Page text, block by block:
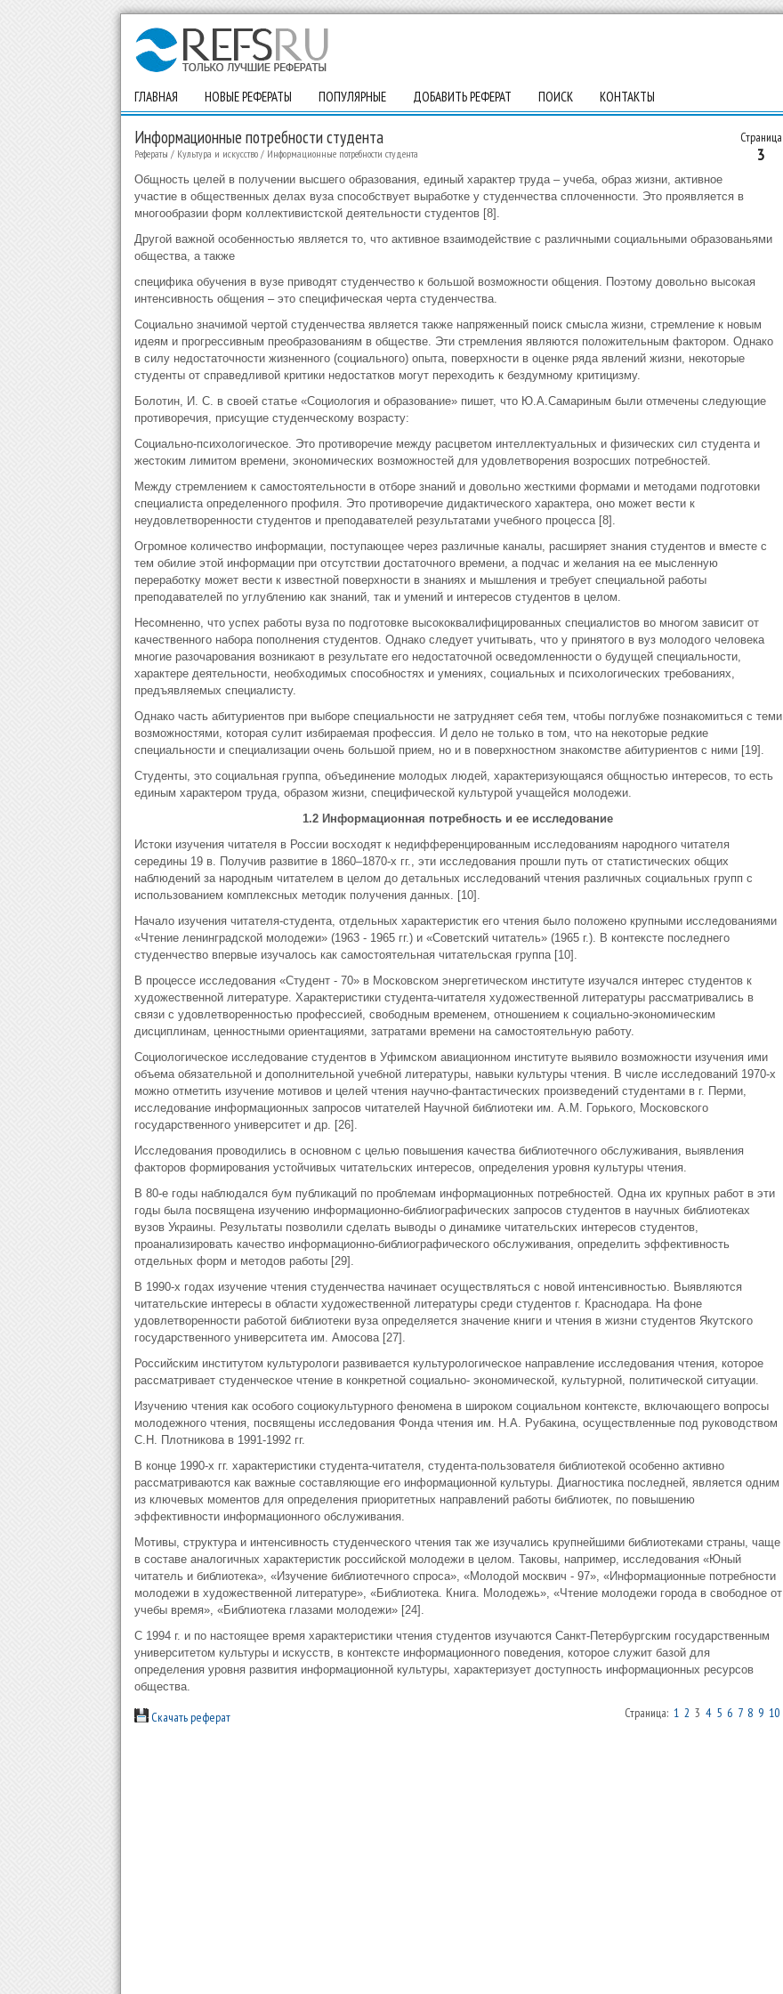
ГЛАВНАЯ НОВЫЕ РЕФЕРАТЫ ПОПУЛЯРНЫЕ ДОБАВИТЬ РЕФЕРАТ ПОИСК КОНТАКТЫ
Страница
3
Информационные потребности студента
Рефераты / Культура и искусство/ Информационные потребности студента
Общность целей в получении высшего образования, единый характер труда – учеба, образ жизни, активное
участие в общественных делах вуза способствует выработке у студенчества сплоченности. Это проявляется в
многообразии форм коллективистской деятельности студентов [8].
Другой важной особенностью является то, что активное взаимодействие с различными социальными образованьями
общества, а также
специфика обучения в вузе приводят студенчество к большой возможности общения. Поэтому довольно высокая
интенсивность общения – это специфическая черта студенчества.
Социально значимой чертой студенчества является также напряженный поиск смысла жизни, стремление к новым
идеям и прогрессивным преобразованиям в обществе. Эти стремления являются положительным фактором. Однако
в силу недостаточности жизненного (социального) опыта, поверхности в оценке ряда явлений жизни, некоторые
студенты от справедливой критики недостатков могут переходить к бездумному критицизму.
Болотин, И. С. в своей статье «Социология и образование» пишет, что Ю.А.Самариным были отмечены следующие
противоречия, присущие студенческому возрасту:
Социально-психологическое. Это противоречие между расцветом интеллектуальных и физических сил студента и
жестоким лимитом времени, экономических возможностей для удовлетворения возросших потребностей.
Между стремлением к самостоятельности в отборе знаний и довольно жесткими формами и методами подготовки
специалиста определенного профиля. Это противоречие дидактического характера, оно может вести к
неудовлетворенности студентов и преподавателей результатами учебного процесса [8].
Огромное количество информации, поступающее через различные каналы, расширяет знания студентов и вместе с
тем обилие этой информации при отсутствии достаточного времени, а подчас и желания на ее мысленную
переработку может вести к известной поверхности в знаниях и мышления и требует специальной работы
преподавателей по углублению как знаний, так и умений и интересов студентов в целом.
Несомненно, что успех работы вуза по подготовке высококвалифицированных специалистов во многом зависит от
качественного набора пополнения студентов. Однако следует учитывать, что у принятого в вуз молодого человека
многие разочарования возникают в результате его недостаточной осведомленности о будущей специальности,
характере деятельности, необходимых способностях и умениях, социальных и психологических требованиях,
предъявляемых специалисту.
Однако часть абитуриентов при выборе специальности не затрудняет себя тем, чтобы поглубже познакомиться с теми
возможностями, которая сулит избираемая профессия. И дело не только в том, что на некоторые редкие
специальности и специализации очень большой прием, но и в поверхностном знакомстве абитуриентов с ними [19].
Студенты, это социальная группа, объединение молодых людей, характеризующаяся общностью интересов, то есть
единым характером труда, образом жизни, специфической культурой учащейся молодежи.
1.2 Информационная потребность и ее исследование
Истоки изучения читателя в России восходят к недифференцированным исследованиям народного читателя
середины 19 в. Получив развитие в 1860–1870-х гг., эти исследования прошли путь от статистических общих
наблюдений за народным читателем в целом до детальных исследований чтения различных социальных групп с
использованием комплексных методик получения данных. [10].
Начало изучения читателя-студента, отдельных характеристик его чтения было положено крупными исследованиями
«Чтение ленинградской молодежи» (1963 - 1965 гг.) и «Советский читатель» (1965 г.). В контексте последнего
студенчество впервые изучалось как самостоятельная читательская группа [10].
В процессе исследования «Студент - 70» в Московском энергетическом институте изучался интерес студентов к
художественной литературе. Характеристики студента-читателя художественной литературы рассматривались в
связи с удовлетворенностью профессией, свободным временем, отношением к социально-экономическим
дисциплинам, ценностными ориентациями, затратами времени на самостоятельную работу.
Социологическое исследование студентов в Уфимском авиационном институте выявило возможности изучения ими
объема обязательной и дополнительной учебной литературы, навыки культуры чтения. В числе исследований 1970-х
можно отметить изучение мотивов и целей чтения научно-фантастических произведений студентами в г. Перми,
исследование информационных запросов читателей Научной библиотеки им. A.M. Горького, Московского
государственного университет и др. [26].
Исследования проводились в основном с целью повышения качества библиотечного обслуживания, выявления
факторов формирования устойчивых читательских интересов, определения уровня культуры чтения.
В 80-е годы наблюдался бум публикаций по проблемам информационных потребностей. Одна их крупных работ в эти
годы была посвящена изучению информационно-библиографических запросов студентов в научных библиотеках
вузов Украины. Результаты позволили сделать выводы о динамике читательских интересов студентов,
проанализировать качество информационно-библиографического обслуживания, определить эффективность
отдельных форм и методов работы [29].
В 1990-х годах изучение чтения студенчества начинает осуществляться с новой интенсивностью. Выявляются
читательские интересы в области художественной литературы среди студентов г. Краснодара. На фоне
удовлетворенности работой библиотеки вуза определяется значение книги и чтения в жизни студентов Якутского
государственного университета им. Амосова [27].
Российским институтом культурологи развивается культурологическое направление исследования чтения, которое
рассматривает студенческое чтение в конкретной социально- экономической, культурной, политической ситуации.
Изучению чтения как особого социокультурного феномена в широком социальном контексте, включающего вопросы
молодежного чтения, посвящены исследования Фонда чтения им. Н.А. Рубакина, осуществленные под руководством
С.Н. Плотникова в 1991-1992 гг.
В конце 1990-х гг. характеристики студента-читателя, студента-пользователя библиотекой особенно активно
рассматриваются как важные составляющие его информационной культуры. Диагностика последней, является одним
из ключевых моментов для определения приоритетных направлений работы библиотек, по повышению
эффективности информационного обслуживания.
Мотивы, структура и интенсивность студенческого чтения так же изучались крупнейшими библиотеками страны, чаще
в составе аналогичных характеристик российской молодежи в целом. Таковы, например, исследования «Юный
читатель и библиотека», «Изучение библиотечного спроса», «Молодой москвич - 97», «Информационные потребности
молодежи в художественной литературе», «Библиотека. Книга. Молодежь», «Чтение молодежи города в свободное от
учебы время», «Библиотека глазами молодежи» [24].
С 1994 г. и по настоящее время характеристики чтения студентов изучаются Санкт-Петербургским государственным
университетом культуры и искусств, в контексте информационного поведения, которое служит базой для
определения уровня развития информационной культуры, характеризует доступность информационных ресурсов
общества.
Скачать реферат Страница: 1 2 3 4 5 6 7 8 9 10